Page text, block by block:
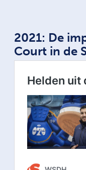
2021: De
Court in de